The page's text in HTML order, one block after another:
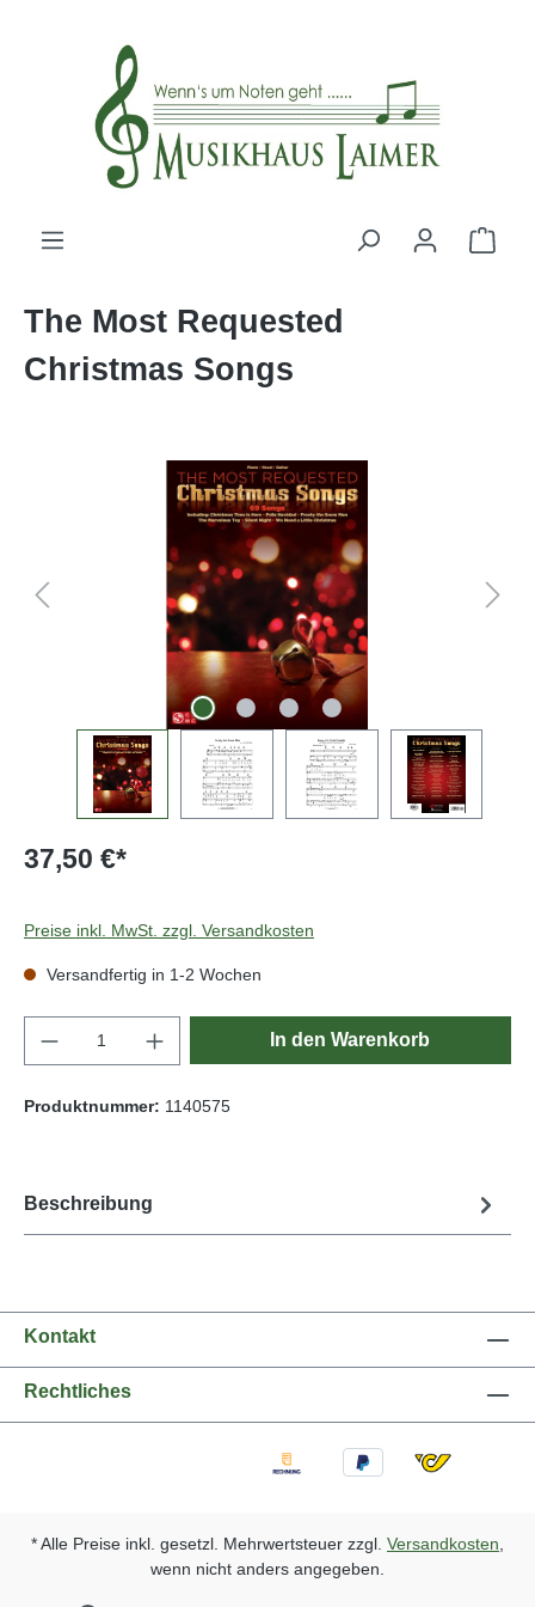
The Most Requested
Christmas Songs
Bildergalerie überspringen
37,50 €*
Preise inkl. MwSt. zzgl. Versandkosten
Versandfertig in 1-2 Wochen
Produkt Anzahl: Gib den gewünschten
In den Warenkorb
Produktnummer: 1140575
Beschreibung
Kontakt
Rechtliches
* Alle Preise inkl. gesetzl. Mehrwertsteuer zzgl. Versandkosten
wenn nicht anders angegeben.